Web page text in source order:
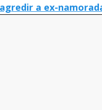
a ex-